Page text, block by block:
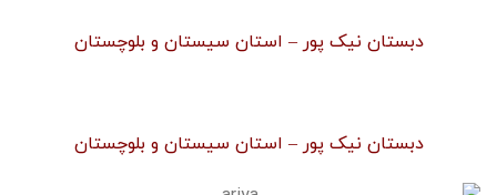
دبستان نیک پور – استان سیستان و بلوچستان
دبستان نیک پور – استان سیستان و بلوچستان